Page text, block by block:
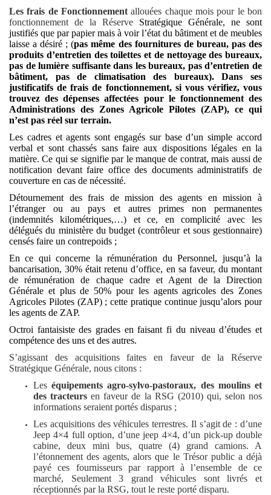
Les frais de Fonctionnement allouées chaque mois pour le bon
fonctionnement de la Réserve Stratégique Générale, ne sont
justifiés que par papier mais à voir l’état du bâtiment et de meubles
laisse a désiré ; (pas même des fournitures de bureau, pas des
produits d’entretien des toilettes et de nettoyage des bureaux,
pas de lumière suffisante dans les bureaux, pas d’entretien de
bâtiment, pas de climatisation des bureaux). Dans ses
justificatifs de frais de fonctionnement, si vous vérifiez, vous
trouvez des dépenses affectées pour le fonctionnement des
Administrations des Zones Agricole Pilotes (ZAP), ce qui
n’est pas réel sur terrain.
Les cadres et agents sont engagés sur base d’un simple accord
verbal et sont chassés sans faire aux dispositions légales en la
matière. Ce qui se signifie par le manque de contrat, mais aussi de
notification devant faire office des documents administratifs de
couverture en cas de nécessité.
Détournement des frais de mission des agents en mission à
l’étranger ou au pays et autres primes non permanentes
(indemnités kilométriques,…) et ce, en complicité avec les
délégués du ministère du budget (contrôleur et sous gestionnaire)
censés faire un contrepoids ;
En ce qui concerne la rémunération du Personnel, jusqu’à la
bancarisation, 30% était retenu d’office, en sa faveur, du montant
de rémunération de chaque cadre et Agent de la Direction
Générale et plus de 50% pour les agents agricoles des Zones
Agricoles Pilotes (ZAP) ; cette pratique continue jusqu’alors pour
les agents de ZAP.
Octroi fantaisiste des grades en faisant fi du niveau d’études et
compétence des uns et des autres.
S’agissant des acquisitions faites en faveur de la Réserve
Stratégique Générale, nous citons :
Les équipements agro-sylvo-pastoraux, des moulins et
des tracteurs en faveur de la RSG (2010) qui, selon nos
informations seraient portés disparus ;
Les acquisitions des véhicules terrestres. Il s’agit de : d’une
Jeep 4×4 full option, d’une jeep 4×4, d’un pick-up double
cabine, deux mini bus, quatre (4) grand camions. A
l’étonnement des agents, alors que le Trésor public a déjà
payé ces fournisseurs par rapport à l’ensemble de ce
marché, Seulement 3 grand véhicules sont livrés et
réceptionnés par la RSG, tout le reste porté disparu.